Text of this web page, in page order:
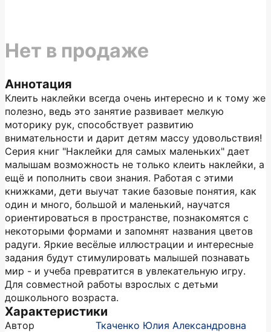
Аннотация
Клеить наклейки всегда очень интересно и к тому же
полезно, ведь это занятие развивает мелкую
моторику рук, способствует развитию
внимательности и дарит детям массу удовольствия!
Серия книг "Наклейки для самых маленьких" дает
малышам возможность не только клеить наклейки, а
ещё и пополнить свои знания. Работая с этими
книжками, дети выучат такие базовые понятия, как
один и много, большой и маленький, научатся
ориентироваться в пространстве, познакомятся с
некоторыми формами и запомнят названия цветов
радуги. Яркие весёлые иллюстрации и интересные
задания будут стимулировать малышей познавать
мир - и учеба превратится в увлекательную игру.
Для совместной работы взрослых с детьми
дошкольного возраста.
Характеристики
Автор
Ткаченко Юлия Александровна
Нет в продаже